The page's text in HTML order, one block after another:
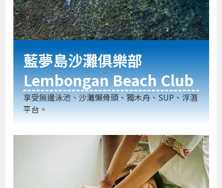
藍夢島沙灘俱樂部
Lembongan Beach Club
享受無邊泳池、沙灘懶骨頭、獨木舟、SUP、浮潛
平台。